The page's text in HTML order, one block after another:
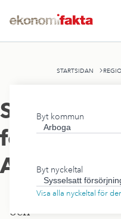
STARTSIDAN
Sysselsatt
Arboga
kommun
ligger
Västmanlands
och
Byt kommun
Byt nyckeltal
Visa alla nyckeltal för